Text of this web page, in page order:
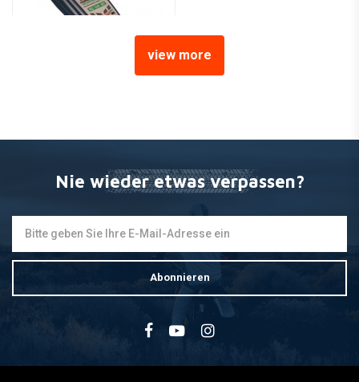
Optimate Lithium 0,8A
view more
Nie wieder etwas verpassen?
Abonnieren